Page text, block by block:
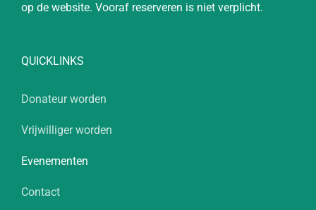
op de website. Vooraf reserveren is niet verplicht.
QUICKLINKS
Donateur worden
Vrijwilliger worden
Evenementen
Contact